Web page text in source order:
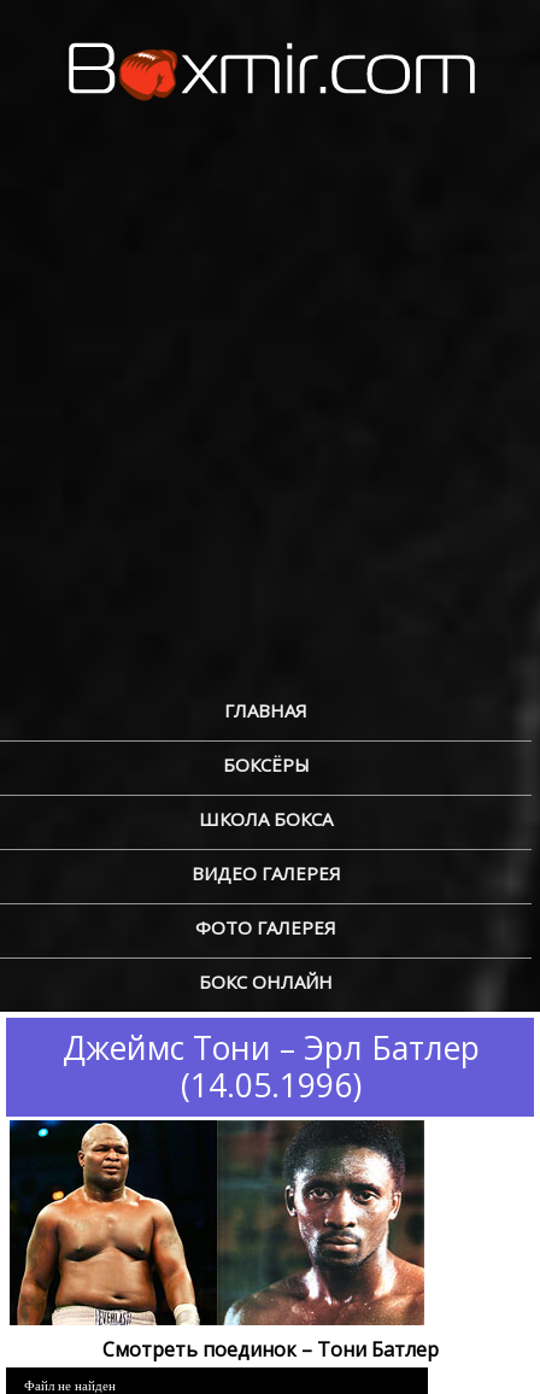
ГЛАВНАЯ
БОКСЁРЫ
ШКОЛА БОКСА
ВИДЕО ГАЛЕРЕЯ
ФОТО ГАЛЕРЕЯ
БОКС ОНЛАЙН
Джеймс Тони – Эрл Батлер
(14.05.1996)
Смотреть поединок – Тони Батлер
Файл не найден